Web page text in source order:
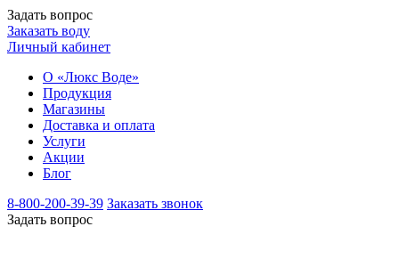
Задать вопрос
Заказать воду
Личный кабинет
О «Люкс Воде»
Продукция
Магазины
Доставка и оплата
Услуги
Акции
Блог
8-800-200-39-39 Заказать звонок
Задать вопрос